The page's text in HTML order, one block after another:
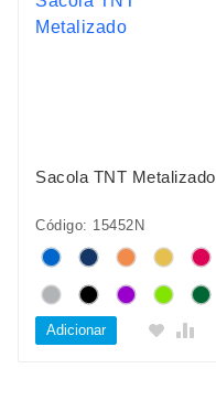
Sacola TNT Metalizado
Código: 15452N
Adicionar